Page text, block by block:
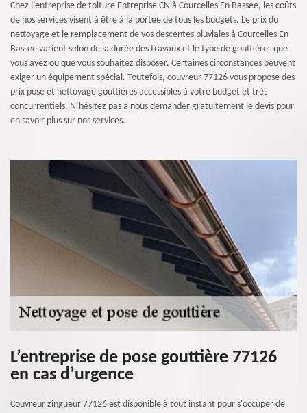
Chez l’entreprise de toiture Entreprise CN à Courcelles En Bassee, les coûts
de nos services visent à être à la portée de tous les budgets. Le prix du
nettoyage et le remplacement de vos descentes pluviales à Courcelles En
Bassee varient selon de la durée des travaux et le type de gouttières que
vous avez ou que vous souhaitez disposer. Certaines circonstances peuvent
exiger un équipement spécial. Toutefois, couvreur 77126 vous propose des
prix pose et nettoyage gouttières accessibles à votre budget et très
concurrentiels. N’hésitez pas à nous demander gratuitement le devis pour
en savoir plus sur nos services.
L’entreprise de pose gouttière 77126
en cas d’urgence
Couvreur zingueur 77126 est disponible à tout instant pour s'occuper de